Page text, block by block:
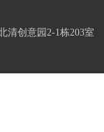
清创意园2-1栋203室